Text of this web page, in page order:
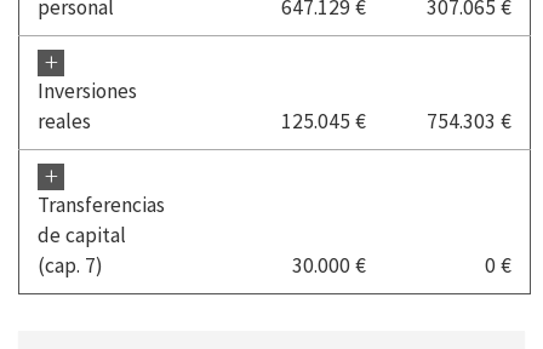
personal
647.129 € 307.065 €
+
Inversiones
reales
125.045 € 754.303 €
+
Transferencias
de capital
(cap. 7)
30.000 € 0 €